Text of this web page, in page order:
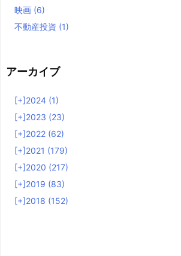
映画 (6)
不動産投資 (1)
アーカイブ
[+]2024 (1)
[+]2023 (23)
[+]2022 (62)
[+]2021 (179)
[+]2020 (217)
[+]2019 (83)
[+]2018 (152)